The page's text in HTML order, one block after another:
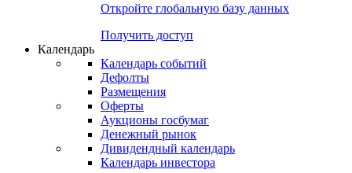
Откройте глобальную базу данных
Получить доступ
Календарь
Календарь событий
Дефолты
Размещения
Оферты
Аукционы госбумаг
Денежный рынок
Дивидендный календарь
Календарь инвестора